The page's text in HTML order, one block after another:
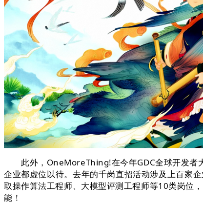
此外，OneMoreThing!在今年GDC全球开发者大
企业都虚位以待。去年的千岗直招活动涉及上百家
取操作算法工程师、大模型评测工程师等10类岗位
能！